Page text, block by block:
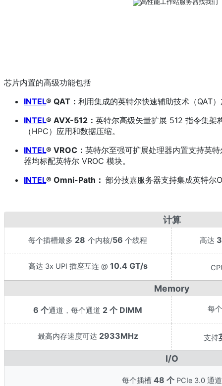
芯片内置的高级功能包括
INTEL® QAT： 利用集成的英特尔快速辅助技术（QAT
INTEL® AVX-512： 英特尔高级矢量扩展 512 指令集架
（HPC）应用和数据压缩。
INTEL® VROC： 英特尔至强可扩展处理器内置支持英
器均标配英特尔 VROC 模块。
INTEL® Omni-Path： 部分技嘉服务器支持集成英特
计算
每个插槽最多 28 个内核/56个线程 高达
高达 3x UPI 插座互连 @ 10.4 GT/s
Memory
6 个通道，每个通道 2 个 DIMM 每
最高内存速度可达 2933MHz 支持
I/O
每个插槽 48 个 PCIe 3.0 通道